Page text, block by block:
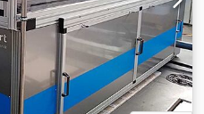
sprechen Sie uns an.
unserer Webseite.
möglich. Wir freuen
Hirsch Team